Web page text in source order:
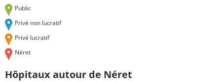
Public
Privé non lucratif
Privé lucratif
Néret
Hôpitaux autour de Néret